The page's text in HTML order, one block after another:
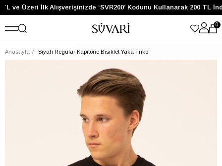
ve Üzeri İlk Alışverişinizde ‘SVR200’ Kodunu Kullanarak 200 TL
0
Anasayfa Siyah Regular Kapitone Bisiklet Yaka Triko